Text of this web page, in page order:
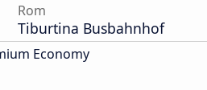
Rom
Tiburtina Busbahnhof
Economy